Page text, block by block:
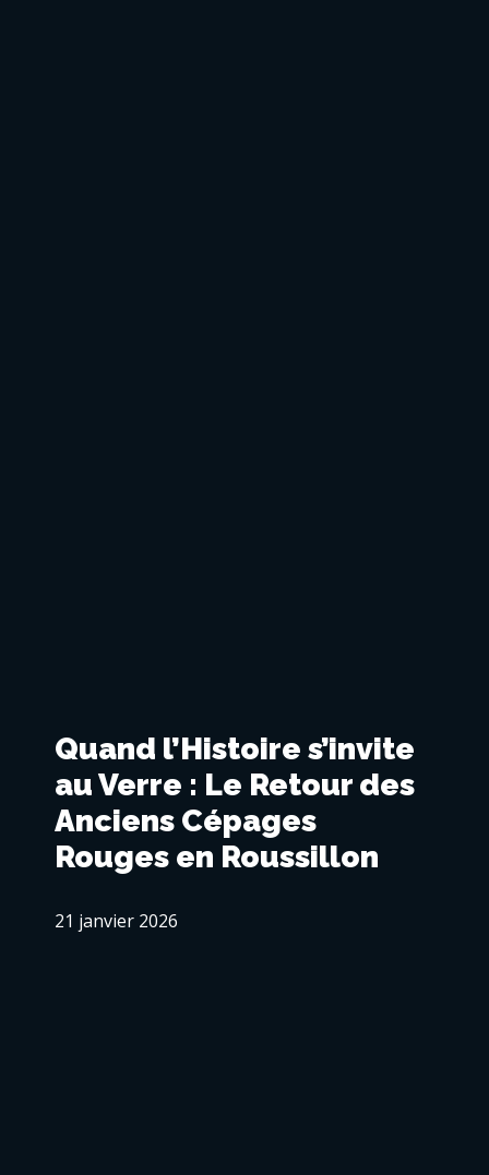
Quand l’Histoire s’invite
au Verre : Le Retour des
Anciens Cépages
Rouges en Roussillon
21 janvier 2026